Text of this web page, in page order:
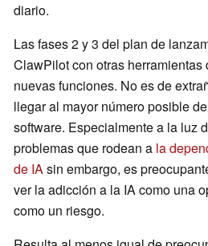
diario.
Las fases 2 y 3 del plan de
ClawPilot con otras herramientas
nuevas funciones. No es de
llegar al mayor número posible
software. Especialmente a la luz
problemas que rodean a la
de IAsin embargo, es
ver la adicción a la IA como una
como un riesgo.